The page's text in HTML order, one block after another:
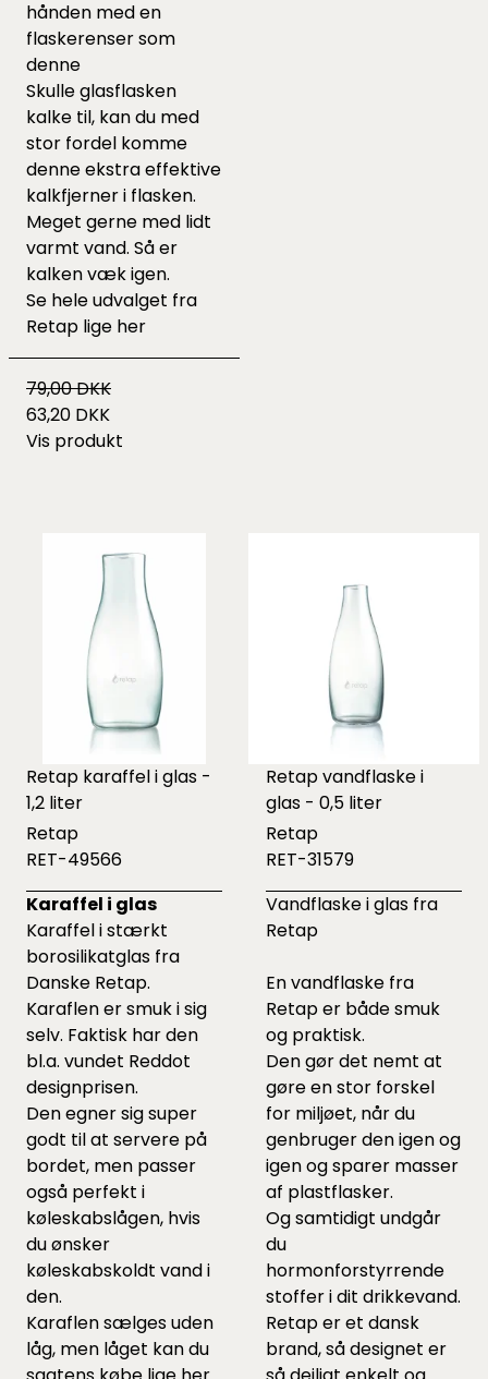
hånden med en
flaskerenser som
denne
Skulle glasflasken
kalke til, kan du med
stor fordel komme
denneekstra effektive
kalkfjerner i flasken.
Meget gerne med lidt
varmt vand. Så er
kalken væk igen.
Se hele udvalget fra
Retap lige her
79,00 DKK
63,20 DKK
Vis produkt
Retap karaffel i glas -
1,2 liter
Retap
RET-49566
Karaffel i glas
Karaffel i stærkt
borosilikatglas fra
Danske Retap.
Karaflen er smuk i sig
selv. Faktisk har den
bl.a. vundet Reddot
designprisen.
Den egner sig super
godt til at servere på
bordet, men passer
også perfekt i
køleskabslågen, hvis
du ønsker
køleskabskoldt vand i
den.
Karaflen sælges uden
låg, men låget kan du
Retap vandflaske i
glas - 0,5 liter
Retap
RET-31579
Vandflaske i glas fra
Retap
En vandflaske fra
Retap er både smuk
og praktisk.
Den gør det nemt at
gøre en stor forskel
for miljøet, når du
genbruger den igen og
igen og sparer masser
af plastflasker.
Og samtidigt undgår
du
hormonforstyrrende
stoffer i dit drikkevand.
Retap er et dansk
brand, så designet er